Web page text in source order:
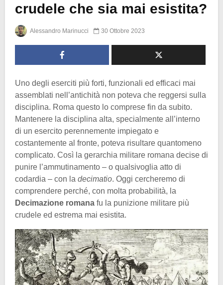
crudele che sia mai esistita?
Alessandro Marinucci 30 Ottobre 2023
Uno degli eserciti più forti, funzionali ed efficaci mai
assemblati nell’antichità non poteva che reggersi sulla
disciplina. Roma questo lo comprese fin da subito.
Mantenere la disciplina alta, specialmente all’interno
di un esercito perennemente impiegato e
costantemente al fronte, poteva risultare quantomeno
complicato. Così la gerarchia militare romana decise di
punire l’ammutinamento – o qualsivoglia atto di
codardia – con la decimatio. Oggi cercheremo di
comprendere perché, con molta probabilità, la
Decimazione romana fu la punizione militare più
crudele ed estrema mai esistita.